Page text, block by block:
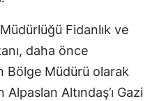
Fidanlık ve
daha önce
Bölge Müdürü olarak
Altındaş’ı Gazi